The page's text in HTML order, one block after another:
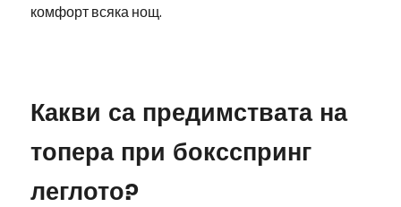
комфорт всяка нощ.
Какви са предимствата на
топера при боксспринг
леглото?